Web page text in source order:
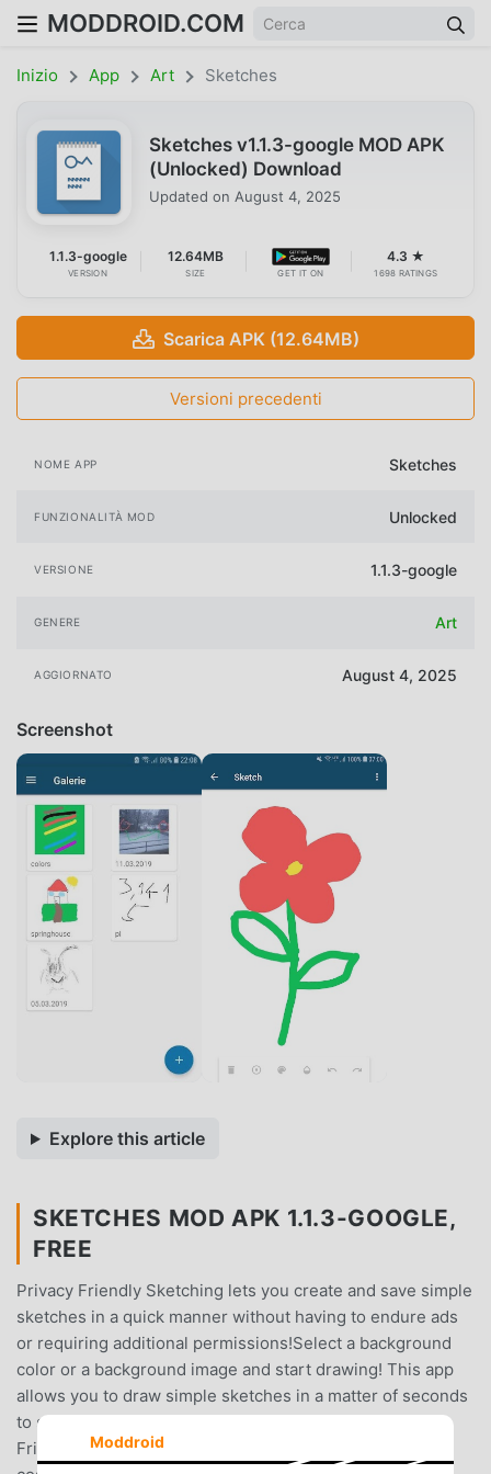
MODDROID.COM
Inizio App Art Sketches
Sketches v1.1.3-google MOD APK
(Unlocked) Download
Updated on August 4, 2025
1.1.3-google
VERSION
12.64MB
SIZE GET IT ON
4.3 ★
1698 RATINGS
Scarica APK (12.64MB)
Versioni precedenti
NOME APP Sketches
FUNZIONALITÀ MOD Unlocked
VERSIONE 1.1.3-google
GENERE Art
AGGIORNATO August 4, 2025
Screenshot
Explore this article
SKETCHES MOD APK 1.1.3-GOOGLE,
FREE
Privacy Friendly Sketching lets you create and save simple
sketches in a quick manner without having to endure ads
or requiring additional permissions!Select a background
color or a background image and start drawing! This app
allows you to draw simple sketches in a matter of seconds
to share with your friends. A key feature of Privacy
Friendly Sketching is ensuring the users privacy at all
Moddroid